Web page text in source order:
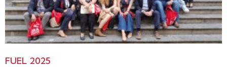
FUEL 2025